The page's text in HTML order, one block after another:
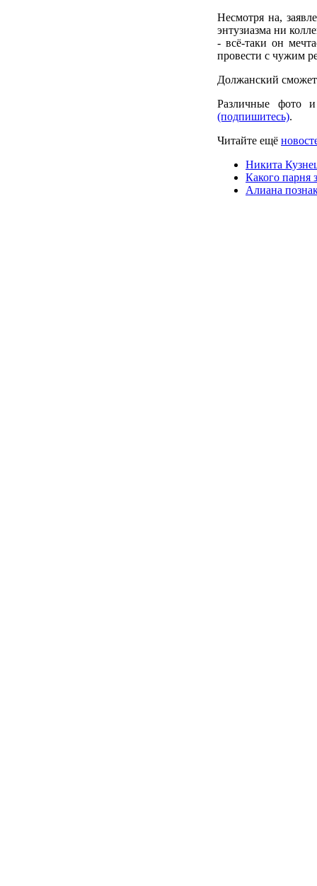
Несмотря на,
энтузиазма ни
- всё-таки он
провести с чужим
Должанский сможет
Различные фото
(подпишитесь).
Читайте ещё
Никита
Какого парня
Алиана